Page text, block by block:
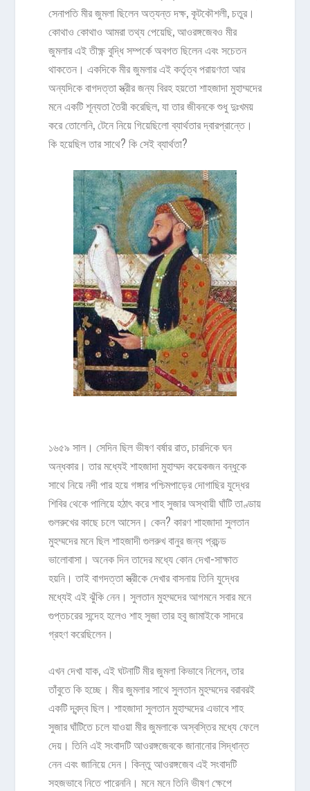
সেনাপতি মীর জুমলা ছিলেন অত্যন্ত দক্ষ, কূটকৌশলী, চতুর।
কোথাও কোথাও আমরা তথ্য পেয়েছি, আওরঙ্গজেবও মীর
জুমলার এই তীক্ষ্ণ বুদ্ধি সম্পর্কে অবগত ছিলেন এবং সচেতন
থাকতেন। একদিকে মীর জুমলার এই কর্তৃত্ব পরায়ণতা আর
অন্যদিকে বাগদত্তা স্ত্রীর জন্য বিরহ হয়তো শাহজাদা মুহাম্মদের
মনে একটি শূন্যতা তৈরী করেছিল, যা তার জীবনকে শুধু দুঃখময়
করে তোলেনি, টেনে নিয়ে গিয়েছিলো ব্যার্থতার দ্বারপ্রান্তে।
কি হয়েছিল তার সাথে? কি সেই ব্যার্থতা?
১৬৫৯ সাল। সেদিন ছিল ভীষণ বর্ষার রাত, চারদিকে ঘন
অন্ধকার। তার মধ্যেই শাহজাদা মুহাম্মদ কয়েকজন বন্ধুকে
সাথে নিয়ে নদী পার হয়ে গঙ্গার পশ্চিমপাড়ের দোগাছির যুদ্ধের
শিবির থেকে পালিয়ে হঠাৎ করে শাহ সুজার অস্থায়ী ঘাঁটি তাণ্ডায়
গুলরুখের কাছে চলে আসেন। কেন? কারণ শাহজাদা সুলতান
মুহম্মদের মনে ছিল শাহজাদী গুলরুখ বানুর জন্য প্রচন্ড
ভালোবাসা। অনেক দিন তাদের মধ্যে কোন দেখা-সাক্ষাত
হয়নি। তাই বাগদত্তা স্ত্রীকে দেখার বাসনায় তিনি যুদ্ধের
মধ্যেই এই ঝুঁকি নেন। সুলতান মুহম্মদের আগমনে সবার মনে
গুপ্তচরের সন্দেহ হলেও শাহ সুজা তার হবু জামাইকে সাদরে
গ্রহণ করেছিলেন।
এখন দেখা যাক, এই ঘটনাটি মীর জুমলা কিভাবে নিলেন, তার
তাঁবুতে কি হচ্ছে। মীর জুমলার সাথে সুলতান মুহম্মদের বরাবরই
একটি দ্বন্দ্ব ছিল। শাহজাদা সুলতান মুহাম্মদের এভাবে শাহ
সুজার ঘাঁটিতে চলে যাওয়া মীর জুমলাকে অস্বস্তির মধ্যে ফেলে
দেয়। তিনি এই সংবাদটি আওরঙ্গজেবকে জানানোর সিদ্ধান্ত
নেন এবং জানিয়ে দেন। কিন্তু আওরঙ্গজেব এই সংবাদটি
সহজভাবে নিতে পারেননি। মনে মনে তিনি ভীষণ ক্ষেপে